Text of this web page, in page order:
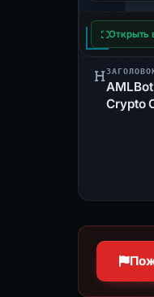
Открыть
Crypto